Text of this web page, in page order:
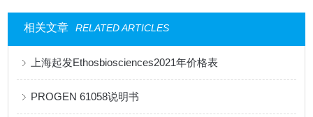
相关文章 RELATED ARTICLES
上海起发Ethosbiosciences2021年价格表
PROGEN 61058说明书